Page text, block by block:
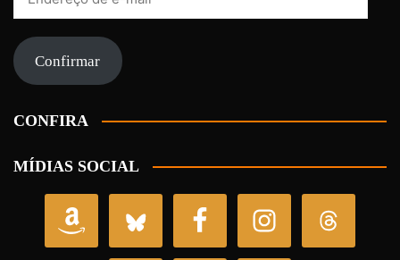
mail Confirmar
CONFIRA
MÍDIAS SOCIAL